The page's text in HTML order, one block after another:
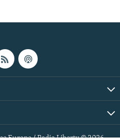
Europe / Radio Liberty © 2026